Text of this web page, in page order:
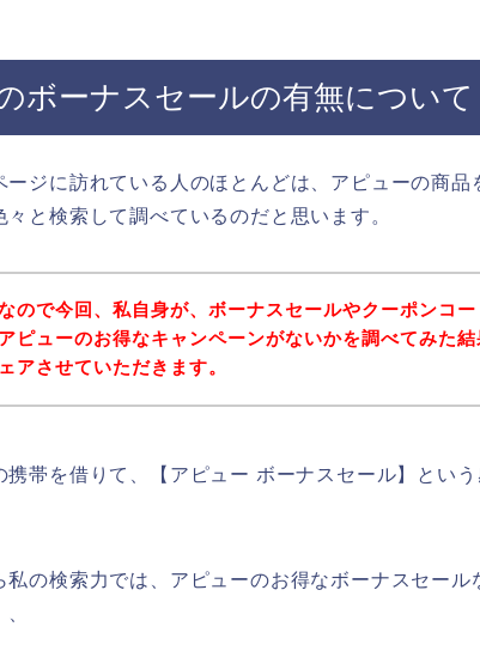
ボーナスセールの有無について
ージに訪れている人のほとんどは、アピューの商品
と検索して調べているのだと思います。
ので今回、私自身が、ボーナスセールやクーポンコ
アピューのお得なキャンペーンがないかを調べてみた結
ェアさせていただきます。
携帯を借りて、【アピュー ボーナスセール】とい
私の検索力では、アピューのお得なボーナスセール